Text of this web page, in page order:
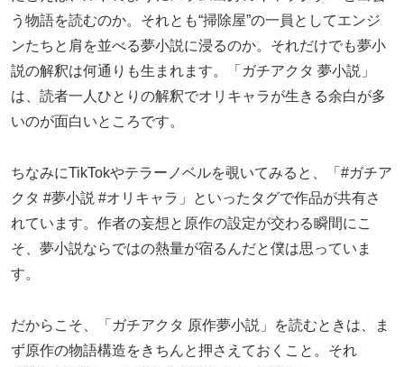
う物語を読むのか。それとも“掃除屋”の一員としてエンジ
ンたちと肩を並べる夢小説に浸るのか。それだけでも夢小
説の解釈は何通りも生まれます。「ガチアクタ 夢小説」
は、読者一人ひとりの解釈でオリキャラが生きる余白が多
いのが面白いところです。
ちなみにTikTokやテラーノベルを覗いてみると、「#ガチア
クタ #夢小説 #オリキャラ」といったタグで作品が共有さ
れています。作者の妄想と原作の設定が交わる瞬間にこ
そ、夢小説ならではの熱量が宿るんだと僕は思っていま
す。
だからこそ、「ガチアクタ 原作夢小説」を読むときは、ま
ず原作の物語構造をきちんと押さえておくこと。それ